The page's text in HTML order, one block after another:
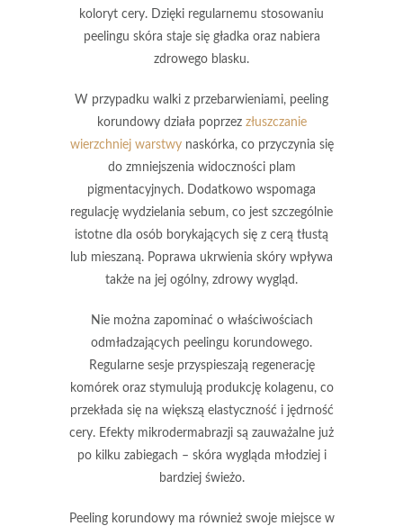
koloryt cery. Dzięki regularnemu stosowaniu
peelingu skóra staje się gładka oraz nabiera
zdrowego blasku.
W przypadku walki z przebarwieniami, peeling
korundowy działa poprzez złuszczanie
wierzchniej warstwynaskórka, co przyczynia się
do zmniejszenia widoczności plam
pigmentacyjnych. Dodatkowo wspomaga
regulację wydzielania sebum, co jest szczególnie
istotne dla osób borykających się z cerą tłustą
lub mieszaną. Poprawa ukrwienia skóry wpływa
także na jej ogólny, zdrowy wygląd.
Nie można zapominać o właściwościach
odmładzających peelingu korundowego.
Regularne sesje przyspieszają regenerację
komórek oraz stymulują produkcję kolagenu, co
przekłada się na większą elastyczność i jędrność
cery. Efekty mikrodermabrazji są zauważalne już
po kilku zabiegach – skóra wygląda młodziej i
bardziej świeżo.
Peeling korundowy ma również swoje miejsce w